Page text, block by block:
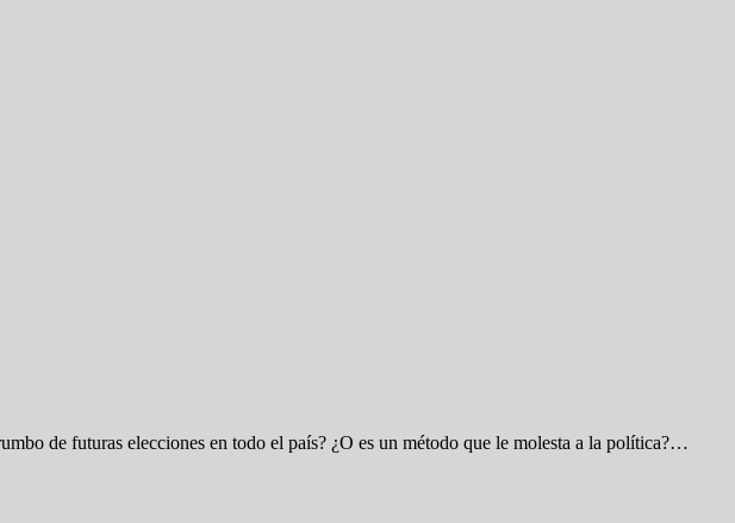
de futuras elecciones en todo el país? ¿O es un método que le molesta a la política?…